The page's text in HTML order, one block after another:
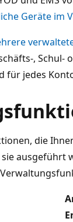
Geräte im
,
für jedes
die
ausgeführt